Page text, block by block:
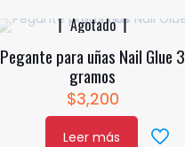
Agotado
Pegante para uñas Nail Glue 3
gramos
$3,200
Leer más